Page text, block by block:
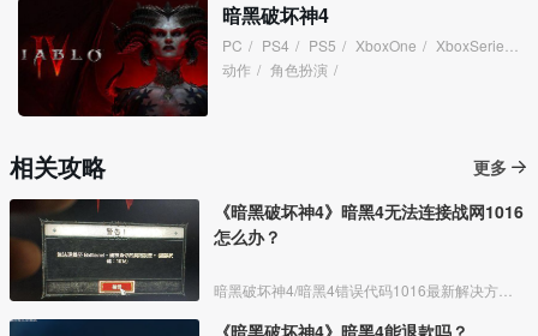
暗黑破坏神4
PC / PS4 / PS5 / XboxOne / XboxSeries
动作 / 角色扮演 /
相关攻略
更多
《暗黑破坏神4》暗黑4无法连接战网1016
怎么办？